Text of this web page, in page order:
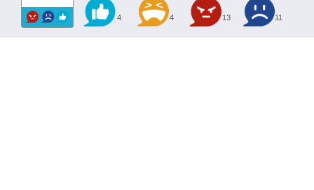
4 4 13 11